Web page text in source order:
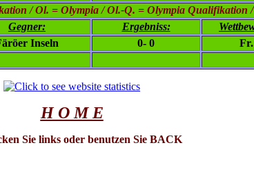
/ Ol. = Olympia / Ol.-Q. = Olympia Qualifikation
Gegner: Ergebniss:
Inseln 0- 0 Fr.
H O M E
Sie links oder benutzen Sie BACK